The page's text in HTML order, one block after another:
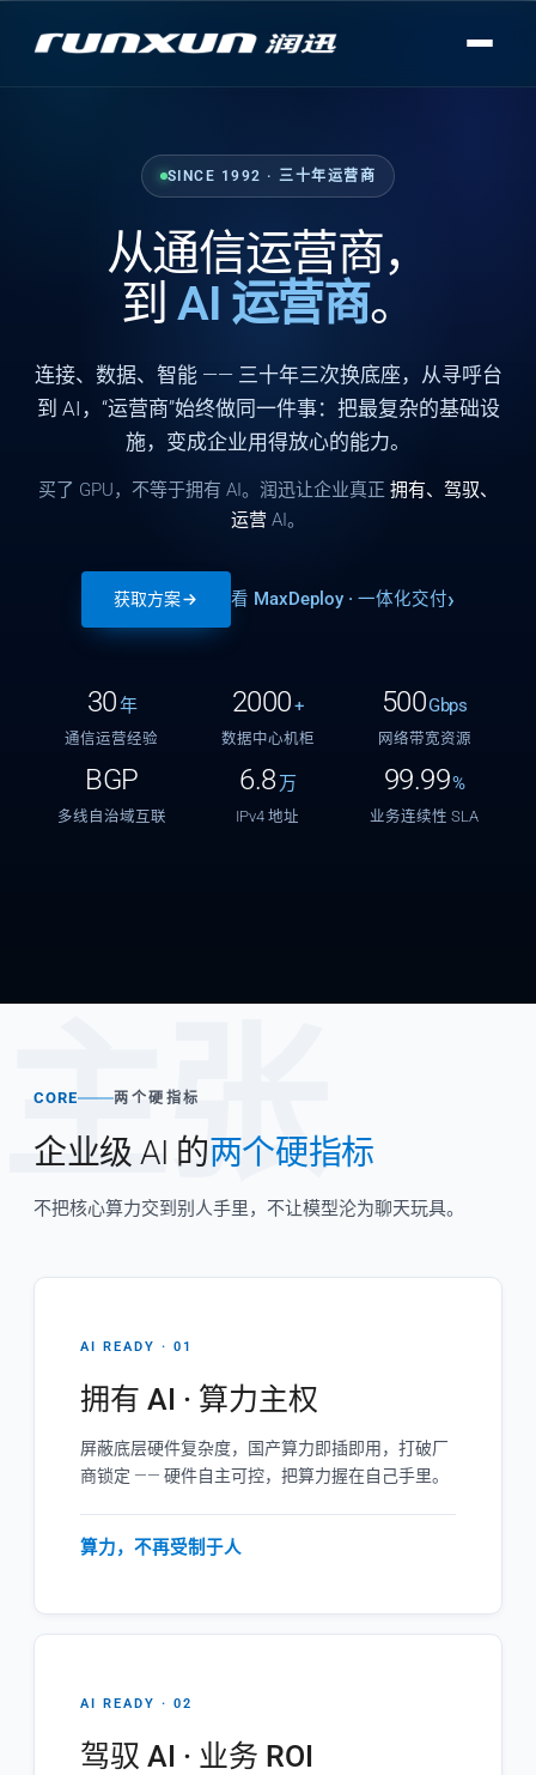
SINCE 1992 · 三十年运营商
从通信运营商，
到 AI 运营商。
连接、 数据、 智能—— 三十年三次换底座，从寻呼台
到 AI，“运营商”始终做同一件事：把最复杂的基础设
施，变成企业用得放心的能力。
买了 GPU，不等于拥有 AI。润迅让企业真正 拥有、驾驭、
运营 AI。
获取方案 看 MaxDeploy · 一体化交付
30年
通信运营经验
2000+
数据中心机柜
500Gbps
网络带宽资源
BGP
多线自治域互联
6.8 万
IPv4 地址
99.99%
业务连续性 SLA
主张
CORE 两个硬指标
企业级 AI 的两个硬指标
不把核心算力交到别人手里，不让模型沦为聊天玩具。
AI READY · 01
拥有 AI · 算力主权
屏蔽底层硬件复杂度，国产算力即插即用，打破厂
商锁定 —— 硬件自主可控，把算力握在自己手里。
算力，不再受制于人
AI READY · 02
驾驭 AI · 业务 ROI